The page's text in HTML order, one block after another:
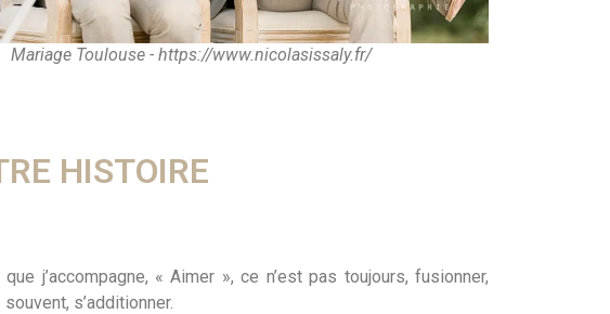
Mariage Toulouse - https://www.nicolasissaly.fr/
HISTOIRE
j’accompagne, « Aimer », ce n’est pas toujours, fusionner,
s’additionner.